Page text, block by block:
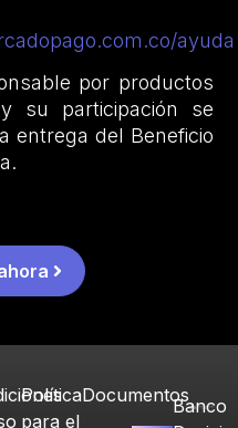
ayuda
por productos
su participación se
entrega del Beneficio
Política
para el
DocumentosBanco